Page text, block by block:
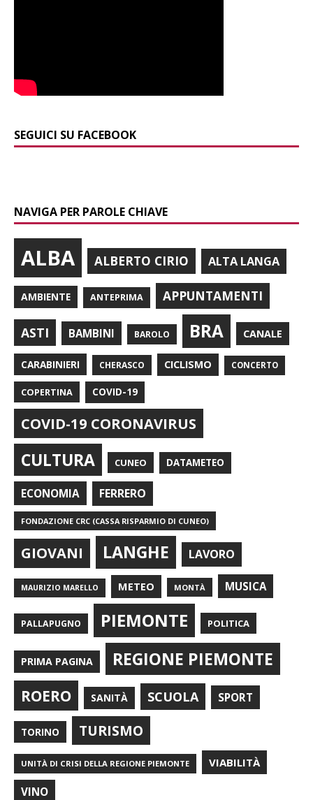
SEGUICI SU FACEBOOK
NAVIGA PER PAROLE CHIAVE
ALBA ALBERTO CIRIO ALTA LANGA
AMBIENTE ANTEPRIMA APPUNTAMENTI
ASTI BAMBINI BAROLO BRA CANALE
CARABINIERI CHERASCO CICLISMO CONCERTO
COPERTINA COVID-19
COVID-19 CORONAVIRUS
CULTURA CUNEO DATAMETEO
ECONOMIA FERRERO
FONDAZIONE CRC (CASSA RISPARMIO DI CUNEO)
GIOVANI LANGHE LAVORO
MAURIZIO MARELLO METEO MONTÀ MUSICA
PALLAPUGNO PIEMONTE POLITICA
PRIMA PAGINA REGIONE PIEMONTE
ROERO SANITÀ SCUOLA SPORT
TORINO TURISMO
UNITÀ DI CRISI DELLA REGIONE PIEMONTE VIABILITÀ
VINO